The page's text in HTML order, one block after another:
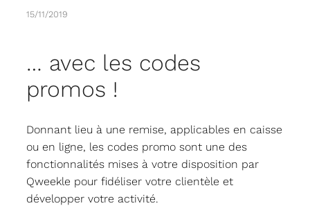
15/11/2019
… avec les codes
promos !
Donnant lieu à une remise, applicables en caisse
ou en ligne, les codes promo sont une des
fonctionnalités mises à votre disposition par
Qweekle pour fidéliser votre clientèle et
développer votre activité.